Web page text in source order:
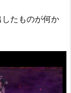
たものが何か